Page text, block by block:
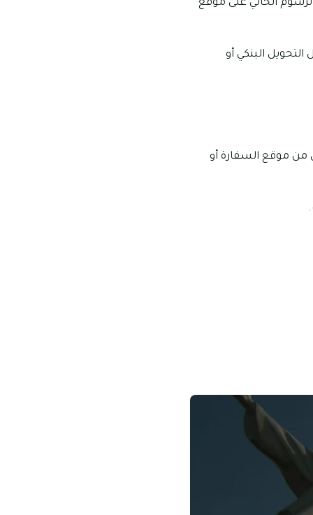
الحالي على موقع
البنكي أو
من موقع السفارة أو